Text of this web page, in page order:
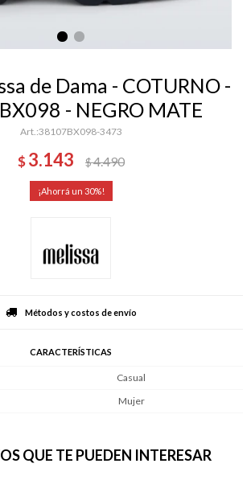
de Dama - COTURNO -
- NEGRO MATE
38107BX098-3473
$ 3.143 $4.490
30
Métodos y costos de envío
CARACTERÍSTICAS
Casual
Mujer
QUE TE PUEDEN INTERESAR